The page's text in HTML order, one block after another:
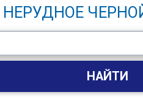
НЕРУДНОЕ
НАЙТИ